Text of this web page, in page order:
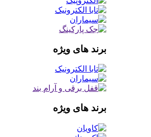
برند های ویژه
برند های ویژه